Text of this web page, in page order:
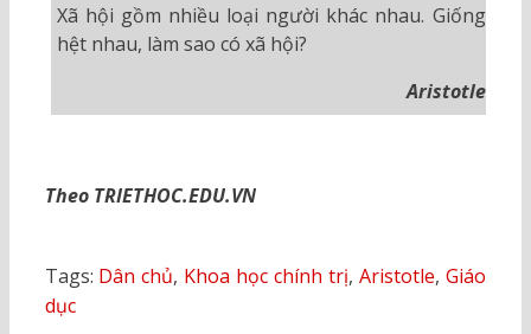
Xã hội gồm nhiều loại người khác nhau. Giống
hệt nhau, làm sao có xã hội?
Aristotle
Theo TRIETHOC.EDU.VN
Tags: Dân chủ, Khoa học chính trị, Aristotle, Giáo
dục